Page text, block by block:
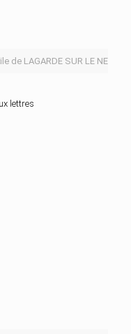
de LAGARDE SUR LE NE
lettres